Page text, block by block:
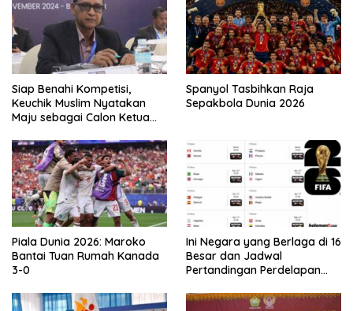
Siap Benahi Kompetisi,
Keuchik Muslim Nyatakan
Maju sebagai Calon Ketua
Spanyol Tasbihkan Raja
Sepakbola Dunia 2026
Piala Dunia 2026: Maroko
Bantai Tuan Rumah Kanada
3-0
Ini Negara yang Berlaga di 16
Besar dan Jadwal
Pertandingan Perdelapan